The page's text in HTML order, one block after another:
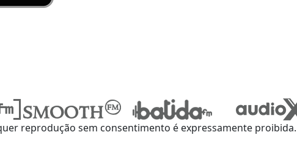
reprodução sem consentimento é expressamente